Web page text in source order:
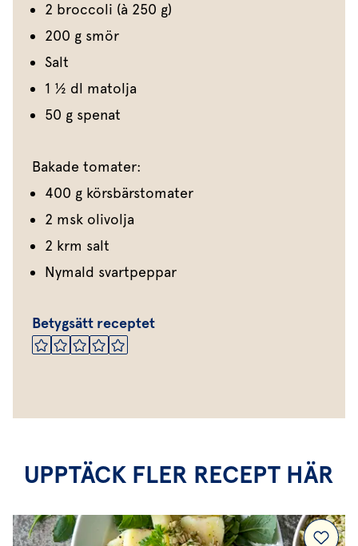
2 broccoli (à 250 g)
200 g smör
Salt
1 1⁄2 dl matolja
50 g spenat
Bakade tomater:
400 g körsbärstomater
2 msk olivolja
2 krm salt
Nymald svartpeppar
Betygsätt receptet
UPPTÄCK FLER RECEPT HÄR